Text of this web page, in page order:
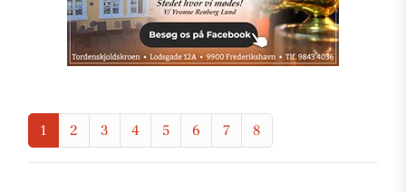
1 2 3 4 5 6 7 8